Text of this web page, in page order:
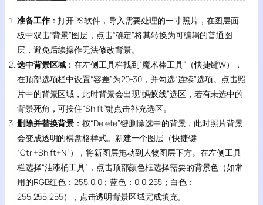
准备工作：打开PS软件，导入需要处理的一寸照片，在图层面
板中双击“背景”图层，点击“确定”将其转换为可编辑的普通图
层，避免后续操作无法修改背景。
选中背景区域 ：在左侧工具栏找到“魔术棒工具”（快捷键W），
在顶部选项栏中设置“容差”为20-30，并勾选“连续”选项。点击照
片中的背景区域，此时背景会出现“蚂蚁线”选区，若有未选中的
背景死角，可按住“Shift”键点击补充选区。
删除并替换背景 ：按“Delete”键删除选中的背景，此时照片背景
会变成透明的棋盘格样式。新建一个图层（快捷键
“Ctrl+Shift+N”），将新图层拖动到人物图层下方。在左侧工具
栏选择“油漆桶工具”，点击顶部颜色框选择需要的背景色（如常
用的RGB红色：255,0,0；蓝色：0,0,255；白色：
255,255,255），点击透明背景区域完成填充。